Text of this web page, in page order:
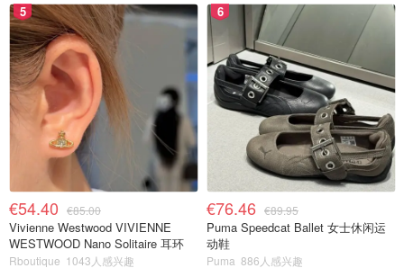
5
€54.40 €85.00
Vivienne Westwood VIVIENNE
WESTWOOD Nano Solitaire 耳环
Rboutique 1043人感兴趣
6
€76.46 €89.95
Puma Speedcat Ballet 女士休闲运
动鞋
Puma 886人感兴趣